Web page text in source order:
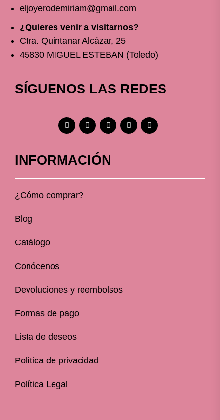
eljoyerodemiriam@gmail.com
¿Quieres venir a visitarnos?
Ctra. Quintanar Alcázar, 25
45830 MIGUEL ESTEBAN (Toledo)
SÍGUENOS LAS REDES
INFORMACIÓN
¿Cómo comprar?
Blog
Catálogo
Conócenos
Devoluciones y reembolsos
Formas de pago
Lista de deseos
Política de privacidad
Política Legal